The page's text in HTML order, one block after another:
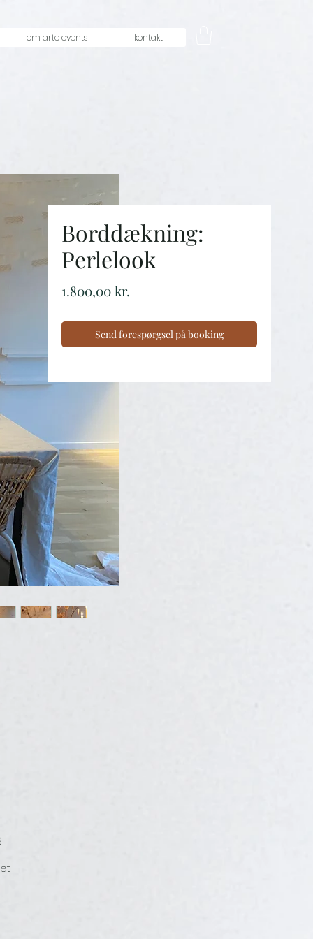
om arte events kontakt
Borddækning:
Perlelook
1.800,00 kr.
Send forespørgsel på booking